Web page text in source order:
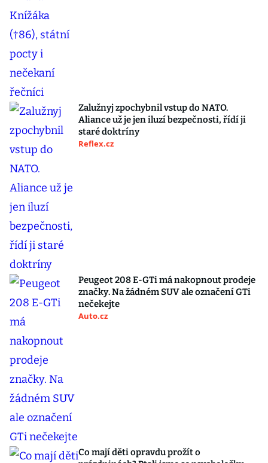
Zalužnyj zpochybnil vstup do NATO.
Aliance už je jen iluzí bezpečnosti, řídí ji
staré doktríny
Reflex.cz
Peugeot 208 E-GTi má nakopnout prodeje
značky. Na žádném SUV ale označení GTi
nečekejte
Auto.cz
Co mají děti opravdu prožít o